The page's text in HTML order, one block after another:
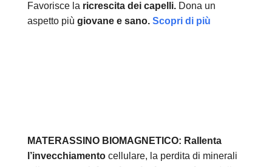
Favorisce la ricrescita dei capelli. Dona un
aspetto più giovane e sano. Scopri di più
MATERASSINO BIOMAGNETICO: Rallenta
l’invecchiamentocellulare, la perdita di minerali